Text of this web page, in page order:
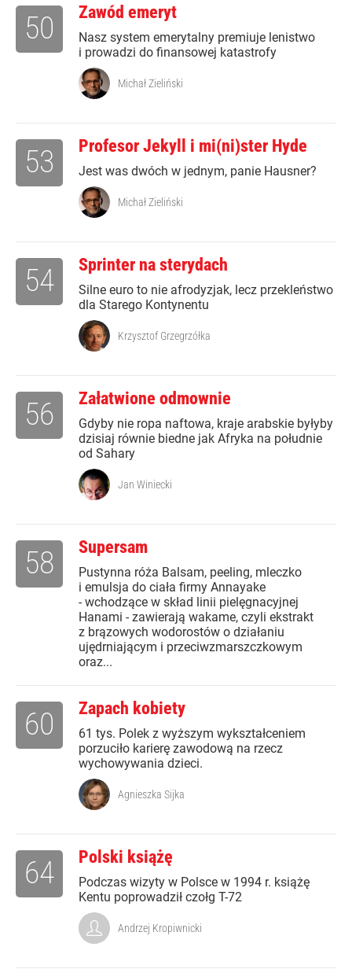
Zawód emeryt
Nasz system emerytalny premiuje lenistwo
i prowadzi do finansowej katastrofy
50
Michał Zieliński
Profesor Jekyll i mi(ni)ster Hyde
Jest was dwóch w jednym, panie Hausner?
53
Michał Zieliński
Sprinter na sterydach
Silne euro to nie afrodyzjak, lecz przekleństwo
dla Starego Kontynentu
54
Krzysztof Grzegrzółka
Załatwione odmownie
Gdyby nie ropa naftowa, kraje arabskie byłyby
dzisiaj równie biedne jak Afryka na południe
od Sahary
56
Jan Winiecki
Supersam
Pustynna róża Balsam, peeling, mleczko
i emulsja do ciała firmy Annayake
- wchodzące w skład linii pielęgnacyjnej
Hanami - zawierają wakame, czyli ekstrakt
z brązowych wodorostów o działaniu
ujędrniającym i przeciwzmarszczkowym
oraz...
58
Zapach kobiety
61 tys. Polek z wyższym wykształceniem
porzuciło karierę zawodową na rzecz
wychowywania dzieci.
60
Agnieszka Sijka
Polski książę
Podczas wizyty w Polsce w 1994 r. książę
Kentu poprowadził czołg T-72
64
Andrzej Kropiwnicki